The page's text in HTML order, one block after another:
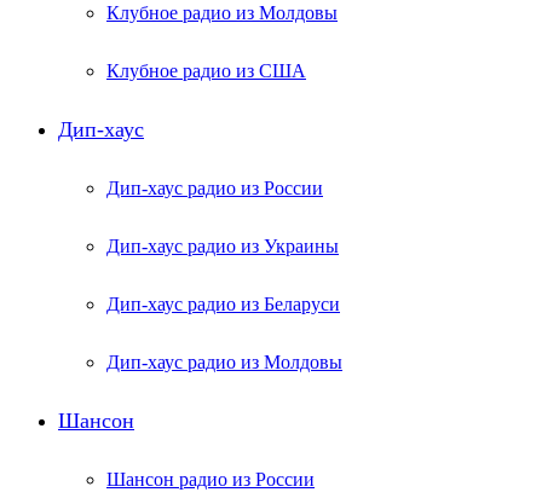
Клубное радио из Молдовы
Клубное радио из США
Дип-хаус
Дип-хаус радио из России
Дип-хаус радио из Украины
Дип-хаус радио из Беларуси
Дип-хаус радио из Молдовы
Шансон
Шансон радио из России